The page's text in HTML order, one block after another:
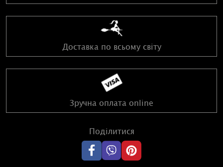
Доставка по всьому світу
Зручна оплата online
Поділитися